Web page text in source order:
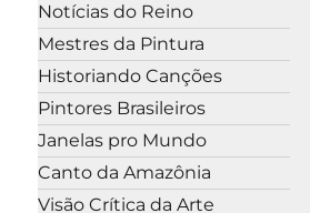
Notícias do Reino
Mestres da Pintura
Historiando Canções
Pintores Brasileiros
Janelas pro Mundo
Canto da Amazônia
Visão Crítica da Arte